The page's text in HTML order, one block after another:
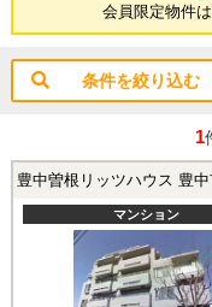
会員限定物件は
条件を絞り込む
1
豊中曽根リッツハウス 豊
マンション